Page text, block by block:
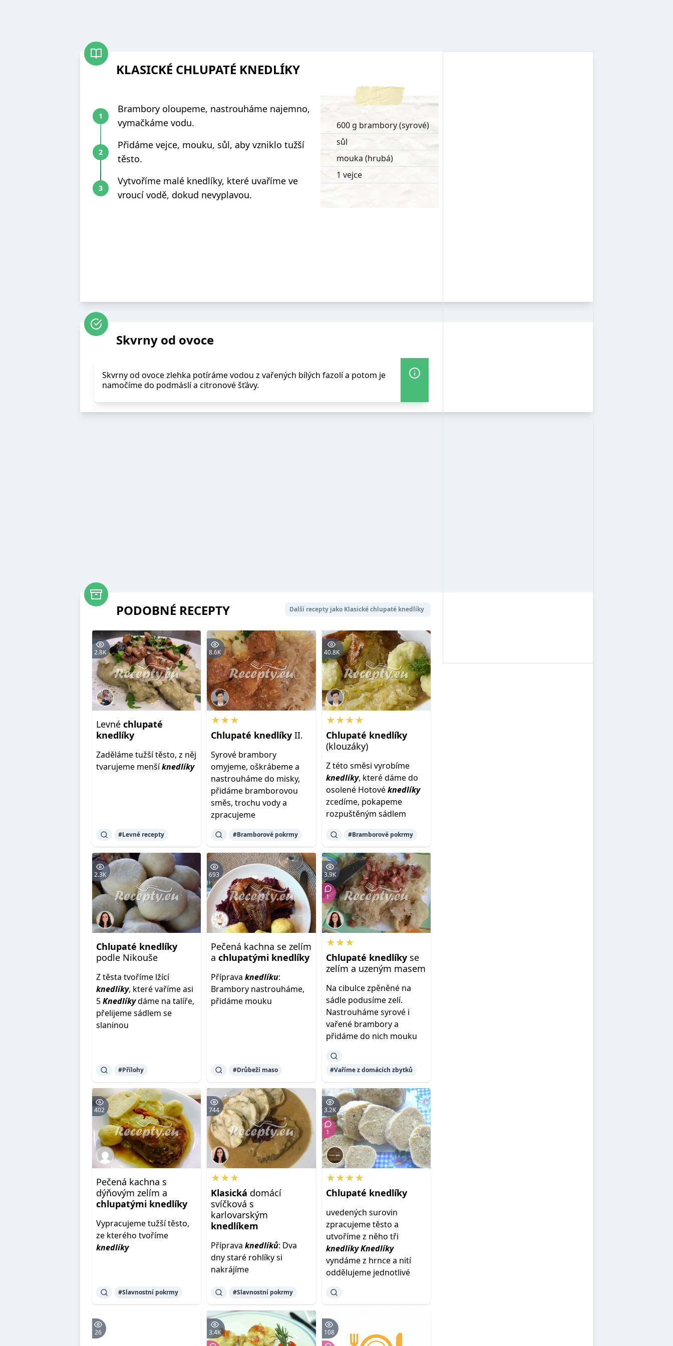
KLASICKÉ CHLUPATÉ KNEDLÍKY
Brambory oloupeme, nastrouháme najemno,
vymačkáme vodu.
Přidáme vejce, mouku, sůl, aby vzniklo tužší
těsto.
Vytvoříme malé knedlíky, které uvaříme ve
vroucí vodě, dokud nevyplavou.
600 g brambory (syrové)
sůl
mouka (hrubá)
1 vejce
Skvrny od ovoce
Skvrny od ovoce zlehka potíráme vodou z vařených bílých fazolí a potom je
namočíme do podmáslí a citronové šťávy.
PODOBNÉ RECEPTY Další recepty jako Klasické chlupaté knedlíky
2.8K
Levné chlupaté
knedlíky
Zaděláme tužší těsto, z něj
tvarujeme menšíknedlíky
#Levné recepty
8.6K
★★★
Chlupaté knedlíky II.
Syrové brambory
omyjeme, oškrábeme a
nastrouháme do misky,
přidáme bramborovou
směs, trochu vody a
zpracujeme
#Bramborové pokrmy
40.8K
★★★★
Chlupaté knedlíky
(klouzáky)
Z této směsi vyrobíme
knedlíky, které dáme do
osolené Hotovéknedlíky
zcedíme, pokapeme
rozpuštěným sádlem
#Bramborové pokrmy
2.3K
Chlupaté knedlíky
podle Nikouše
Z těsta tvoříme lžící
knedlíky, které vaříme asi
5Knedlíkydáme na talíře,
přelijeme sádlem se
slaninou
#Přílohy
693
Pečená kachna se zelím
achlupatými knedlíky
Přípravaknedlíku:
Brambory nastrouháme,
přidáme mouku
#Drůbeží maso
3.9K
1
★★★
Chlupaté knedlíkyse
zelím a uzeným masem
Na cibulce zpěněné na
sádle podusíme zelí.
Nastrouháme syrové i
vařené brambory a
přidáme do nich mouku
#Vaříme z domácích zbytků
402
Pečená kachna s
dýňovým zelím a
chlupatými knedlíky
Vypracujeme tužší těsto,
ze kterého tvoříme
knedlíky
#Slavnostní pokrmy
744
★★★
Klasická domácí
svíčková s
karlovarským
knedlíkem
Přípravaknedlíků: Dva
dny staré rohlíky si
nakrájíme
#Slavnostní pokrmy
3.2K
1
★★★★
Chlupaté knedlíky
uvedených surovin
zpracujeme těsto a
utvoříme z něho tři
knedlíkyKnedlíky
vyndáme z hrnce a nití
oddělujeme jednotlivé
26 3.4K 108